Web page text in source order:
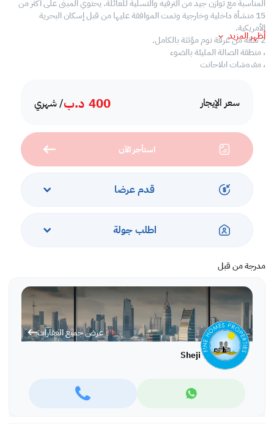
سعر الإيجار 400 د.ب/ شهري
استأجر الآن
قدم عرضا
اطلب جولة
مدرجة من قبل
عرض جميع العقارات
Sheji
المناسبة مع توازن جيد من الترفيه والتسلية للعائلة. يحتوي المبنى على أكثر من
15 منشأة داخلية وخارجية وتمت الموافقة عليها من قبل إسكان البحرية
الأمريكية.
2 شقة من غرفة نوم مؤثثة بالكامل.
، منطقة الصالة المليئة بالضوء
، مفروشات إيلاجانت
، ارضيات الباركيه
نحن نتعامل فقط على أساس العقود السنوية ونوفر للعملاء عملا احترافيا للغاية.
لدينا مجموعة جيدة من العقارات السكنية والتجارية في جميع أنحاء ميزانيات
البحرين ومصالح عملائنا سواء كانوا ، مديرين تنفيذيين من العائلات ، وموظفي
أظهر المزيد